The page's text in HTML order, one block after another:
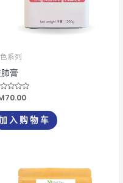
系列
膏
70.00
入购物车